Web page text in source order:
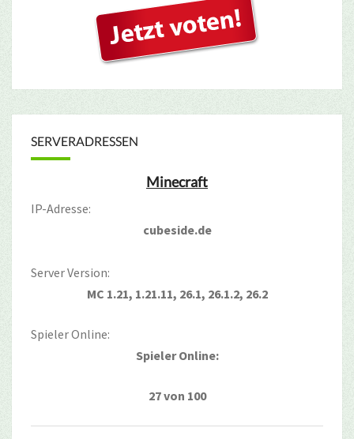
SERVERADRESSEN
Minecraft
IP-Adresse:
cubeside.de
Server Version:
MC 1.21, 1.21.11, 26.1, 26.1.2, 26.2
Spieler Online:
Spieler Online:
27 von 100